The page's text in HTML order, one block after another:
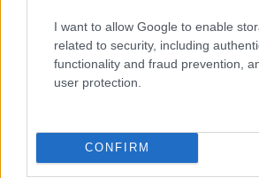
I want to allow Google to enable
related to security, including
functionality and fraud prevention,
user protection.
CONFIRM